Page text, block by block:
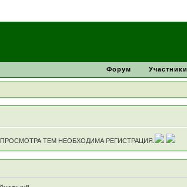
Форум Участники
ТЕМ НЕОБХОДИМА РЕГИСТРАЦИЯ.